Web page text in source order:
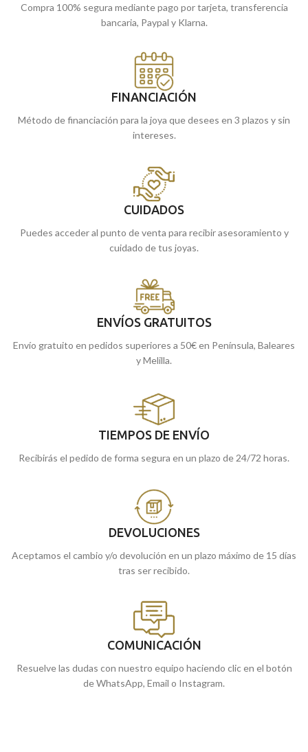
Compra 100% segura mediante pago por tarjeta, transferencia
bancaria, Paypal y Klarna.
FINANCIACIÓN
Método de financiación para la joya que desees en 3 plazos y sin
intereses.
CUIDADOS
Puedes acceder al punto de venta para recibir asesoramiento y
cuidado de tus joyas.
ENVÍOS GRATUITOS
Envío gratuito en pedidos superiores a 50€ en Península, Baleares
y Melilla.
TIEMPOS DE ENVÍO
Recibirás el pedido de forma segura en un plazo de 24/72 horas.
DEVOLUCIONES
Aceptamos el cambio y/o devolución en un plazo máximo de 15 días
tras ser recibido.
COMUNICACIÓN
Resuelve las dudas con nuestro equipo haciendo clic en el botón
de WhatsApp, Email o Instagram.